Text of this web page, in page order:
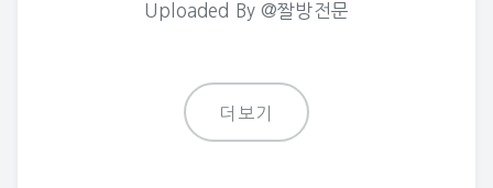
Uploaded By @짤방전문
더보기